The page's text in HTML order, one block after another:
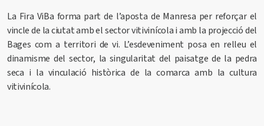
La Fira ViBa forma part de l’aposta de Manresa per reforçar el
vincle de la ciutat amb el sector vitivinícola i amb la projecció del
Bages com a territori de vi. L’esdeveniment posa en relleu el
dinamisme del sector, la singularitat del paisatge de la pedra
seca i la vinculació històrica de la comarca amb la cultura
vitivinícola.